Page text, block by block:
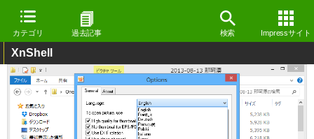
カテゴリ 過去記事 検索 Impressサイト
XnShell